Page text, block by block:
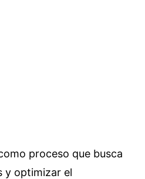
proceso que busca
y optimizar el